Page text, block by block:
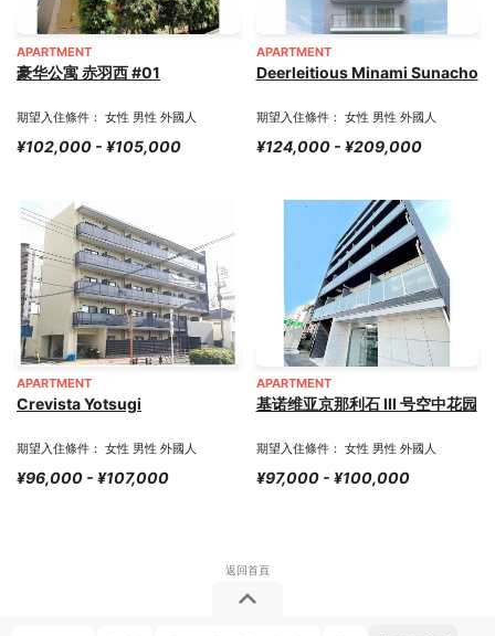
APARTMENT
豪华公寓 赤羽西 #01
期望入住條件： 女性 男性 外國人
¥102,000 - ¥105,000
APARTMENT
Deerleitious Minami Sunacho
期望入住條件： 女性 男性 外國人
¥124,000 - ¥209,000
APARTMENT
Crevista Yotsugi
期望入住條件： 女性 男性 外國人
¥96,000 - ¥107,000
APARTMENT
基诺维亚京那利石 III 号空中花园
期望入住條件： 女性 男性 外國人
¥97,000 - ¥100,000